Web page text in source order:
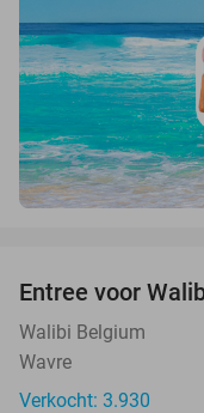
Entree voor
Walibi Belgium
Wavre
Verkocht: 3.930